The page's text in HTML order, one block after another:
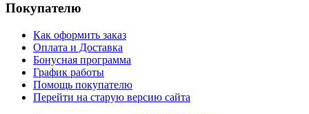
Покупателю
Как оформить заказ
Оплата и Доставка
Бонусная программа
График работы
Помощь покупателю
Перейти на старую версию сайта